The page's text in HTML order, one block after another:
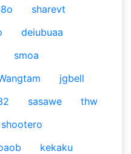
sharevt
deiubuaa
smoa
jgbell
sasawe
thw
shootero
kekaku